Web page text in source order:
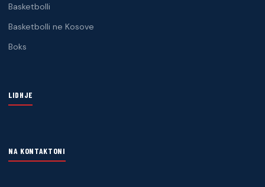
Basketbolli
Basketbolli ne Kosove
Boks
LIDHJE
NA KONTAKTONI